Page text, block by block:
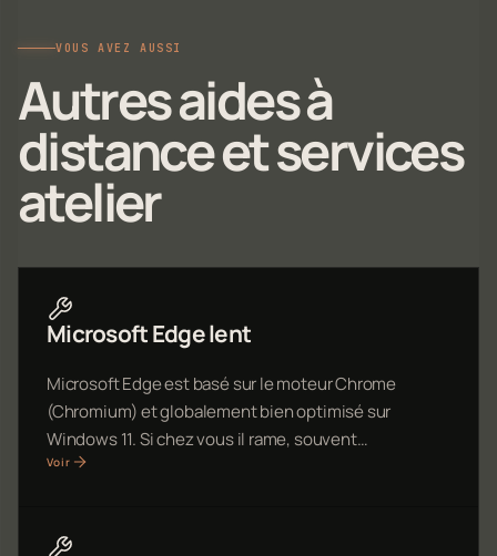
VOUS AVEZ AUSSI
Autres aides à
distance et services
atelier
Microsoft Edge lent
Microsoft Edge est basé sur le moteur Chrome
(Chromium) et globalement bien optimisé sur
Windows 11. Si chez vous il rame, souvent…
Voir